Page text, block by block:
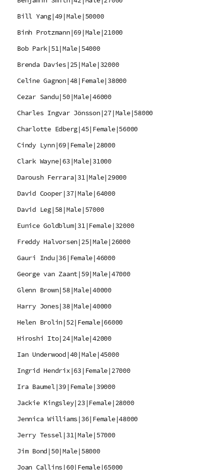
Bill Yang|49|Male|50000
Binh Protzmann|69|Male|21000
Bob Park|51|Male|54000
Brenda Davies|25|Male|32000
Celine Gagnon|48|Female|38000
Cezar Sandu|50|Male|46000
Charles Ingvar Jönsson|27|Male|58000
Charlotte Edberg|45|Female|56000
Cindy Lynn|69|Female|28000
Clark Wayne|63|Male|31000
Daroush Ferrara|31|Male|29000
David Cooper|37|Male|64000
David Leg|58|Male|57000
Eunice Goldblum|31|Female|32000
Freddy Halvorsen|25|Male|26000
Gauri Indu|36|Female|46000
George van Zaant|59|Male|47000
Glenn Brown|58|Male|40000
Harry Jones|38|Male|40000
Helen Brolin|52|Female|66000
Hiroshi Ito|24|Male|42000
Ian Underwood|40|Male|45000
Ingrid Hendrix|63|Female|27000
Ira Baumel|39|Female|39000
Jackie Kingsley|23|Female|28000
Jennica Williams|36|Female|48000
Jerry Tessel|31|Male|57000
Jim Bond|50|Male|58000
Joan Callins|60|Female|65000